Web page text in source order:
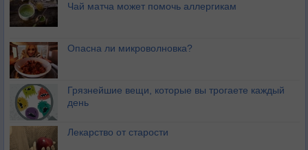
Чай матча может помочь аллергикам
Опасна ли микроволновка?
Грязнейшие вещи, которые вы трогаете каждый
день
Лекарство от старости